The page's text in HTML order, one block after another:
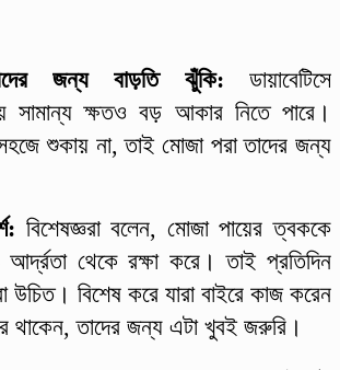
জন্য বাড়তি ঝুঁকি: ডায়াবেটিসে
সামান্য ক্ষতও বড় আকার নিতে পারে।
শুকায় না, তাই মোজা পরা তাদের জন্য
বিশেষজ্ঞরা বলেন, মোজা পায়ের ত্বককে
আর্দ্রতা থেকে রক্ষা করে। তাই প্রতিদিন
উচিত। বিশেষ করে যারা বাইরে কাজ করেন
থাকেন, তাদের জন্য এটা খুবই জরুরি।